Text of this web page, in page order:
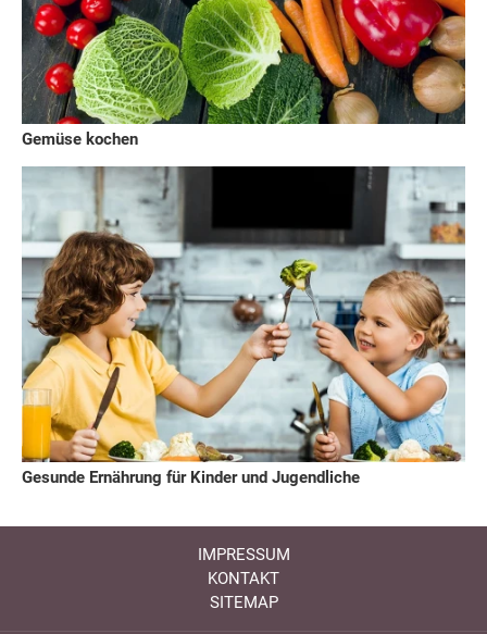
Gemüse kochen
Gesunde Ernährung für Kinder und Jugendliche
IMPRESSUM
KONTAKT
SITEMAP